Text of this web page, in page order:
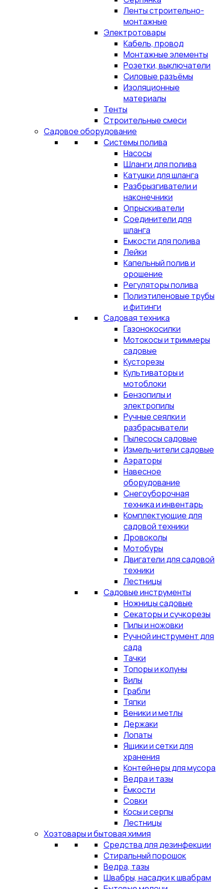
Ленты строительно-
монтажные
Электротовары
Кабель, провод
Монтажные элементы
Розетки, выключатели
Силовые разъёмы
Изоляционные
материалы
Тенты
Строительные смеси
Садовое оборудование
Системы полива
Насосы
Шланги для полива
Катушки для шланга
Разбрызгиватели и
наконечники
Опрыскиватели
Соединители для
шланга
Емкости для полива
Лейки
Капельный полив и
орошение
Регуляторы полива
Полиэтиленовые трубы
и фитинги
Садовая техника
Газонокосилки
Мотокосы и триммеры
садовые
Кусторезы
Культиваторы и
мотоблоки
Бензопилы и
электропилы
Ручные сеялки и
разбрасыватели
Пылесосы садовые
Измельчители садовые
Аэраторы
Навесное
оборудование
Снегоуборочная
техника и инвентарь
Комплектующие для
садовой техники
Дровоколы
Мотобуры
Двигатели для садовой
техники
Лестницы
Садовые инструменты
Ножницы садовые
Секаторы и сучкорезы
Пилы и ножовки
Ручной инструмент для
сада
Тачки
Топоры и колуны
Вилы
Грабли
Тяпки
Веники и метлы
Держаки
Лопаты
Ящики и сетки для
хранения
Контейнеры для мусора
Ведра и тазы
Ёмкости
Совки
Косы и серпы
Лестницы
Хозтовары и бытовая химия
Средства для дезинфекции
Стиральный порошок
Ведра, тазы
Швабры, насадки к швабрам